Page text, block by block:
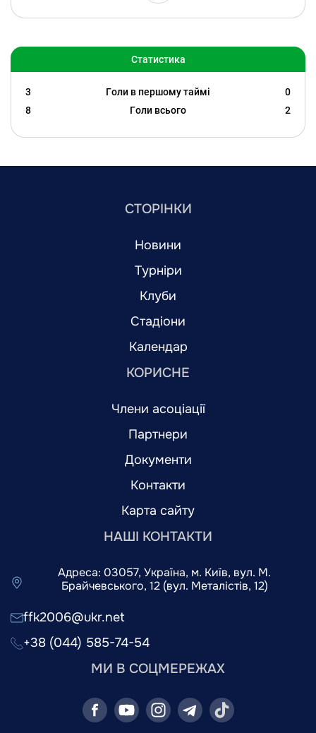
Статистика
3 Голи в першому таймі
0
8
Голи всього 2
СТОРІНКИ
Новини
Турніри
Клуби
Стадіони
Календар
КОРИСНЕ
Члени асоціації
Партнери
Документи
Контакти
Карта сайту
НАШІ КОНТАКТИ
Адреса: 03057, Україна, м. Київ, вул. М.
Брайчевського, 12 (вул. Металістів, 12)
ffk2006@ukr.net
+38 (044) 585-74-54
МИ В СОЦМЕРЕЖАХ